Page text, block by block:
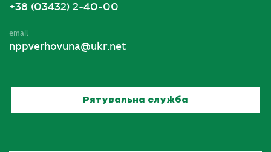
+38 (03432) 2-40-00
email
nppverhovuna@ukr.net
Рятувальна служба